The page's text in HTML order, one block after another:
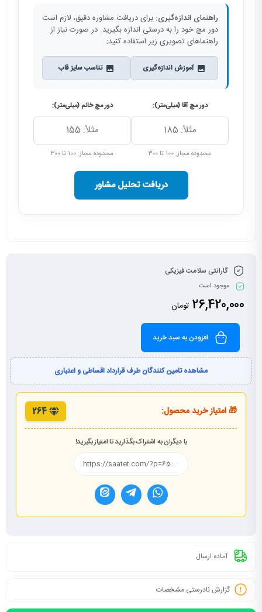
راهنمای اندازه‌گیری: برای دریافت مشاوره دقیق، لازم است
دور مچ خود را به درستی اندازه بگیرید. در صورت نیاز از
راهنماهای تصویری زیر استفاده کنید:
آموزش اندازه‌گیری تناسب سایز قاب
دور مچ آقا (میلی‌متر):
محدوده مجاز: ۱۰۰ تا ۳۰۰
دور مچ خانم (میلی‌متر):
محدوده مجاز: ۱۰۰ تا ۳۰۰
دریافت تحلیل مشاور
گارانتی سلامت فیزیکی
موجود است
26,420,000 تومان
افزودن به سبد خرید
مشاهده تامین کنندگان طرف قرارداد اقساطی و اعتباری
🎁 امتیاز خرید محصول: 264
با دیگران به اشتراک بگذارید تا امتیاز بگیرید!
آماده ارسال
گزارش نادرستی مشخصات